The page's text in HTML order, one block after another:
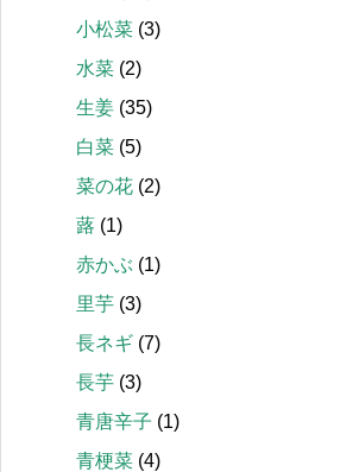
小松菜 (3)
水菜 (2)
生姜 (35)
白菜 (5)
菜の花 (2)
蕗 (1)
赤かぶ (1)
里芋 (3)
長ネギ (7)
長芋 (3)
青唐辛子 (1)
青梗菜 (4)